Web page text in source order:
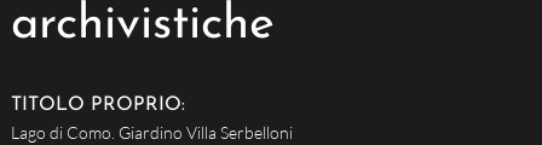
archivistiche
TITOLO PROPRIO:
Lago di Como. Giardino Villa Serbelloni